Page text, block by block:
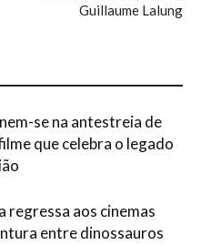
Guillaume Lalung
se na antestreia de
filme que celebra o legado
regressa aos cinemas
entre dinossauros